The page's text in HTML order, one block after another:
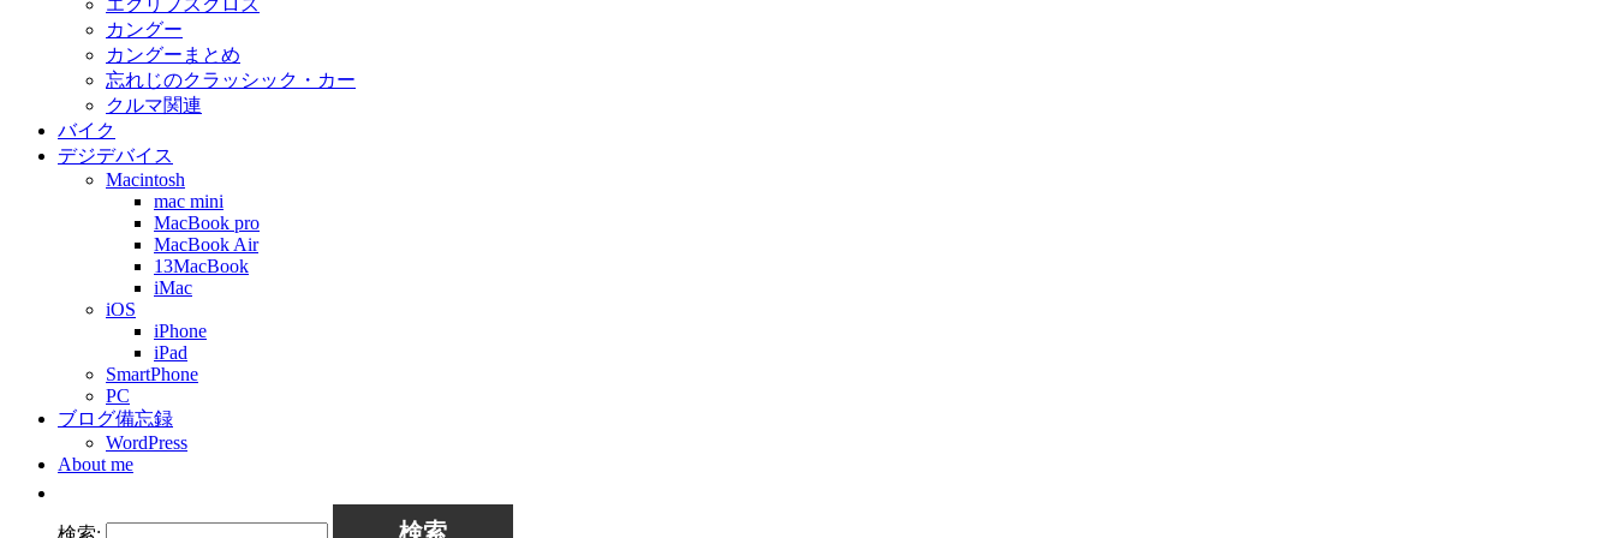
エクリプスクロス
カングー
カングーまとめ
忘れじのクラッシック・カー
クルマ関連
バイク
デジデバイス
Macintosh
mac mini
MacBook pro
MacBook Air
13MacBook
iMac
iOS
iPhone
iPad
SmartPhone
PC
ブログ備忘録
WordPress
About me